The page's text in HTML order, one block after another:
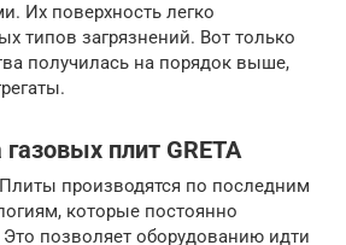
Их поверхность легко
типов загрязнений. Вот только
получилась на порядок выше,
плит GRETA
производятся по последним
которые постоянно
позволяет оборудованию идти